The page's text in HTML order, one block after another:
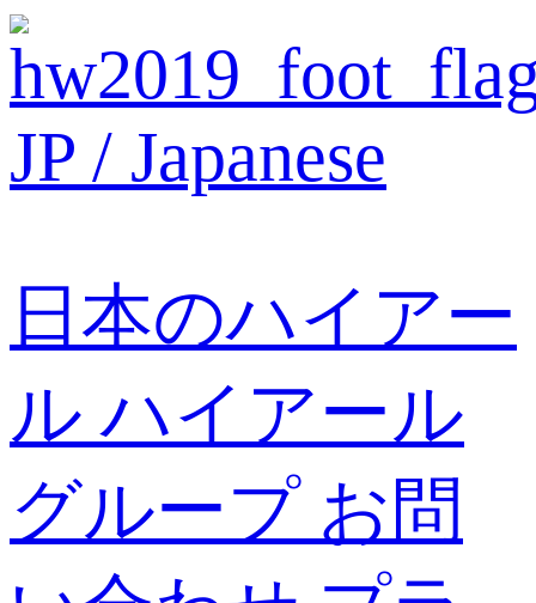
JP / Japanese
日本のハイアー
ルハイアール
グループ お問